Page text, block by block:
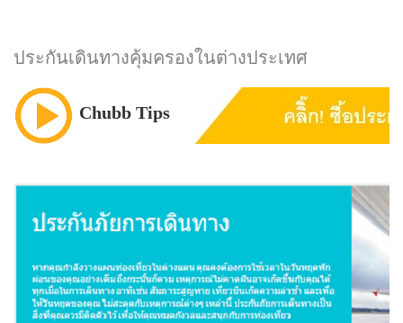
ประกันเดินทางคุ้มครองในต่างประเทศ
Chubb Tips